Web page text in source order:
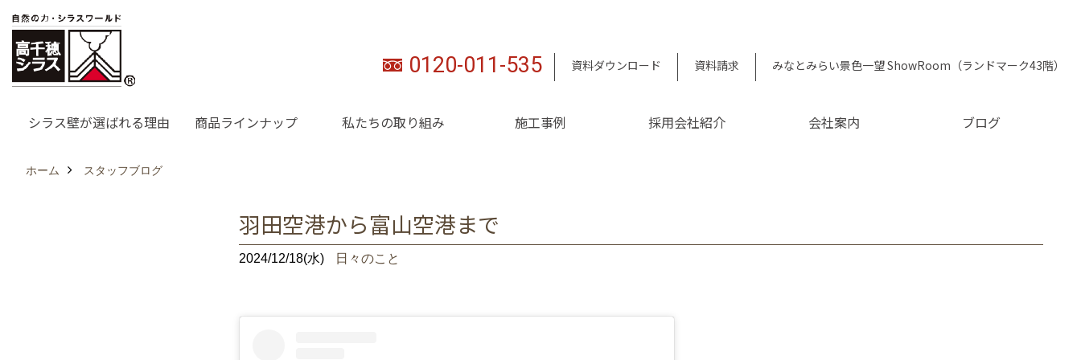
0120-011-535 資料ダウンロード 資料請求 みなとみらい景色一望 ShowRoom（ランドマーク43階）
シラス壁が選ばれる理由 商品ラインナップ 私たちの取り組み 施工事例 採用会社紹介 会社案内 ブログ
ホーム スタッフブログ
羽田空港から富山空港まで
2024/12/18(水) 日々のこと